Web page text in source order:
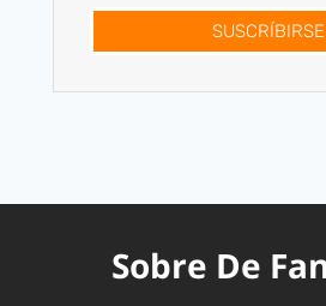
SUSCRÍBIRSE
Sobre De